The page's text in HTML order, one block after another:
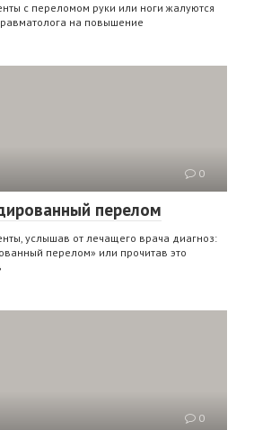
с переломом руки или ноги жалуются
на повышение
0
перелом
услышав от лечащего врача диагноз:
перелом» или прочитав это
0